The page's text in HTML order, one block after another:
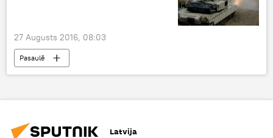
27 Augusts 2016, 08:03
Pasaulē
Latvija